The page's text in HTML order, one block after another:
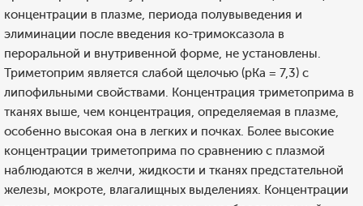
концентрации в плазме, периода полувыведения и
элиминации после введения ко-тримоксазола в
пероральной и внутривенной форме, не установлены.
Триметоприм является слабой щелочью (рКа = 7,3) с
липофильными свойствами. Концентрация триметоприма в
тканях выше, чем концентрация, определяемая в плазме,
особенно высокая она в легких и почках. Более высокие
концентрации триметоприма по сравнению с плазмой
наблюдаются в желчи, жидкости и тканях предстательной
железы, мокроте, влагалищных выделениях. Концентрации